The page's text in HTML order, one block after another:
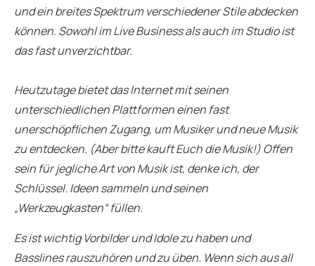
und ein breites Spektrum verschiedener Stile abdecken
können. Sowohl im Live Business als auch im Studio ist
das fast unverzichtbar.
Heutzutage bietet das Internet mit seinen
unterschiedlichen Plattformen einen fast
unerschöpflichen Zugang, um Musiker und neue Musik
zu entdecken. (Aber bitte kauft Euch die Musik!) Offen
sein für jegliche Art von Musik ist, denke ich, der
Schlüssel. Ideen sammeln und seinen
„Werkzeugkasten“ füllen.
Es ist wichtig Vorbilder und Idole zu haben und
Basslines rauszuhören und zu üben. Wenn sich aus all